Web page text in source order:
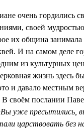
очень гордились
своей
их община занимала
И на самом деле
из культурных
жизнь здесь
и давало местным
В своём послании
уже пресытились,
царствовать без